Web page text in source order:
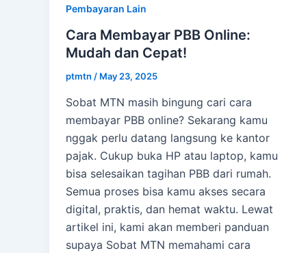
Pembayaran Lain
Cara Membayar PBB Online:
Mudah dan Cepat!
ptmtn / May 23, 2025
Sobat MTN masih bingung cari cara
membayar PBB online? Sekarang kamu
nggak perlu datang langsung ke kantor
pajak. Cukup buka HP atau laptop, kamu
bisa selesaikan tagihan PBB dari rumah.
Semua proses bisa kamu akses secara
digital, praktis, dan hemat waktu. Lewat
artikel ini, kami akan memberi panduan
supaya Sobat MTN memahami cara